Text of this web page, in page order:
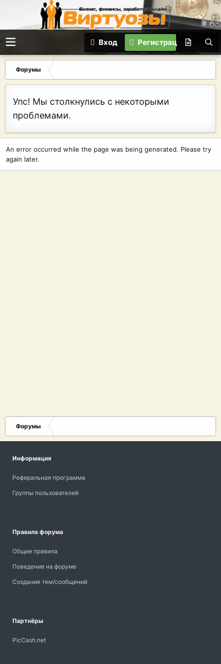
Вход Регистрация
Форумы
Упс! Мы столкнулись с некоторыми
проблемами.
An error occurred while the page was being generated. Please try
again later.
Форумы
Информация
Реферальная программа
Группы пользователей
Правила форума
Общие правила
Поведение на форуме
Создание тем/сообщений
Партнёры
PicCash.net